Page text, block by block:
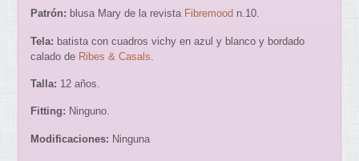
Patrón: blusa Mary de la revista Fibremood n.10.
Tela: batista con cuadros vichy en azul y blanco y bordado
calado de Ribes & Casals
Talla: 12 años.
Fitting: Ninguno.
Modificaciones: Ninguna